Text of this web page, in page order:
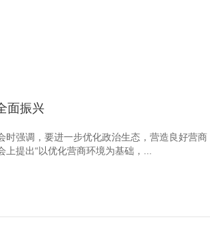
面振兴
强调，要进一步优化政治生态，营造良好营商
提出“以优化营商环境为基础，...